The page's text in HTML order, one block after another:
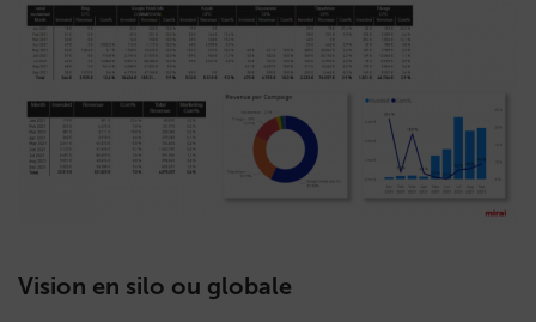
Vision en silo ou globale